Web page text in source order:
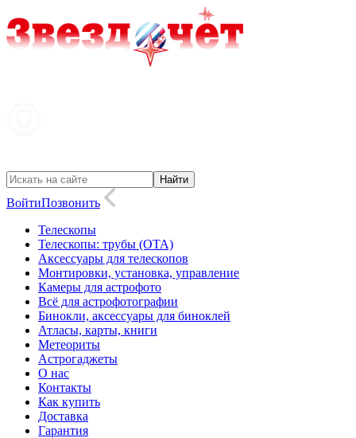
ВойтиПозвонить
Телескопы
Телескопы: трубы (OTA)
Аксессуары для телескопов
Монтировки, установка, управление
Камеры для астрофото
Всё для астрофотографии
Бинокли, аксессуары для биноклей
Атласы, карты, книги
Метеориты
Астрогаджеты
О нас
Контакты
Как купить
Доставка
Гарантия